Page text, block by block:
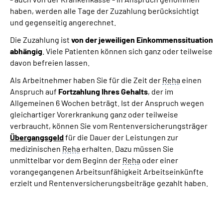
haben, werden alle Tage der Zuzahlung berücksichtigt
und gegenseitig angerechnet.
Die Zuzahlung ist von der jeweiligen Einkommenssituation
abhängig . Viele Patienten können sich ganz oder teilweise
davon befreien lassen.
Als Arbeitnehmer haben Sie für die Zeit der Reha einen
Anspruch auf Fortzahlung Ihres Gehalts, der im
Allgemeinen 6 Wochen beträgt. Ist der Anspruch wegen
gleichartiger Vorerkrankung ganz oder teilweise
verbraucht, können Sie vom Rentenversicherungsträger
Übergangsgeldfür die Dauer der Leistungen zur
medizinischen Reha erhalten. Dazu müssen Sie
unmittelbar vor dem Beginn der Reha oder einer
vorangegangenen Arbeitsunfähigkeit Arbeitseinkünfte
erzielt und Rentenversicherungsbeiträge gezahlt haben.